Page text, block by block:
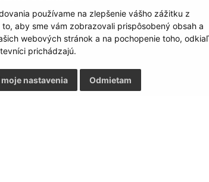
používame na zlepšenie vášho zážitku z
aby sme vám zobrazovali prispôsobený obsah a
webových stránok a na pochopenie toho, odkiaľ
prichádzajú.
Odmietam
nastavenia